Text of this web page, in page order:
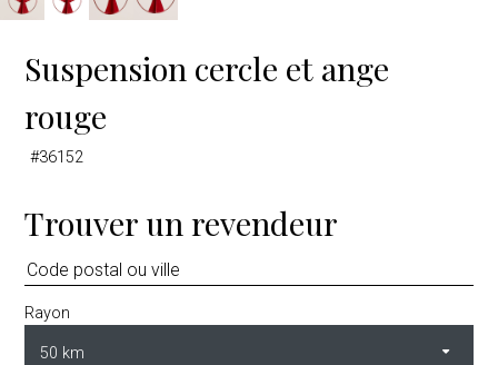
Suspension cercle et ange
rouge
#36152
Trouver un revendeur
Rayon